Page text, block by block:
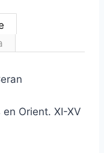
en Orient. XI-XV